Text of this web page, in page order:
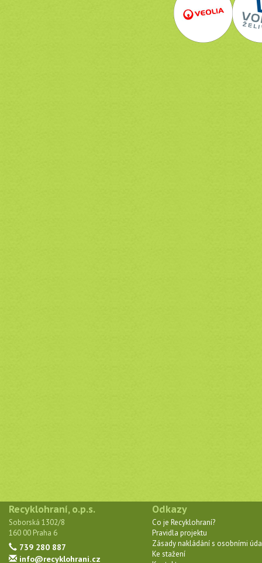
Recyklohraní, o.p.s.
Soborská 1302/8
160 00 Praha 6
739 280 887
info@recyklohrani.cz
Odkazy
Co je Recyklohraní?
Pravidla projektu
Zásady nakládání s osobními
Ke stažení